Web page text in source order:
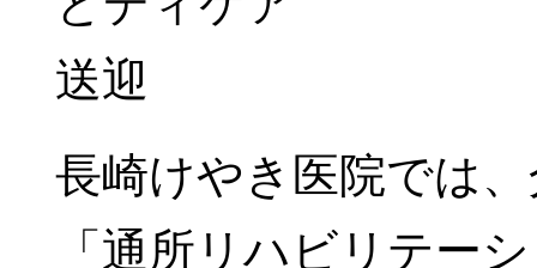
長崎けやき医院では
「通所リハビリテー